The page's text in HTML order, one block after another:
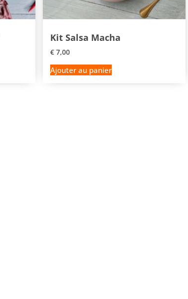
Kit Salsa Macha
€ 7,00
Ajouter au panier